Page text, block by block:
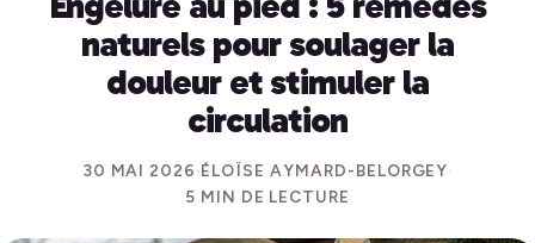
naturels pour soulager la
douleur et stimuler la
circulation
30 MAI 2026·ÉLOÏSE AYMARD-BELORGEY·
5 MIN DE LECTURE